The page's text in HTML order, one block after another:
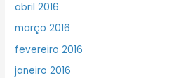
abril 2016
março 2016
fevereiro 2016
janeiro 2016